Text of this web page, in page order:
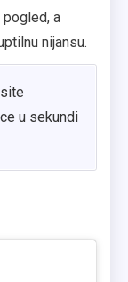
pogled, a
nijansu.
u sekundi